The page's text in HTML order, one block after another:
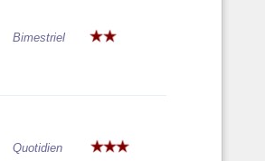
Bimestriel
Quotidien